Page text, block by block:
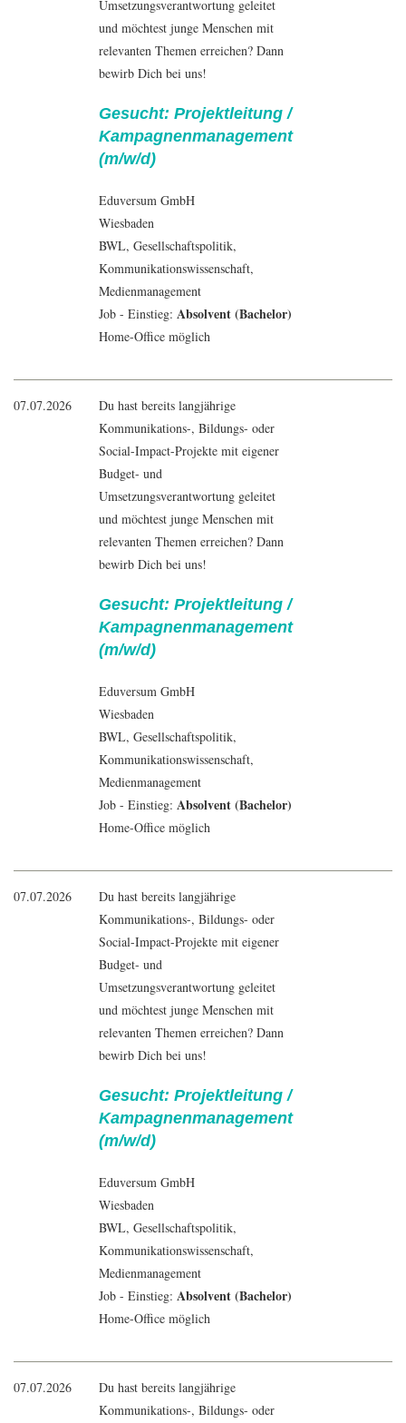
Umsetzungsverantwortung geleitet
und möchtest junge Menschen mit
relevanten Themen erreichen? Dann
bewirb Dich bei uns!
Gesucht: Projektleitung /
Kampagnenmanagement
(m/w/d)
Eduversum GmbH
Wiesbaden
BWL, Gesellschaftspolitik,
Kommunikationswissenschaft,
Medienmanagement
Job - Einstieg: Absolvent (Bachelor)
Home-Office möglich
07.07.2026
Du hast bereits langjährige
Kommunikations-, Bildungs- oder
Social-Impact-Projekte mit eigener
Budget- und
Umsetzungsverantwortung geleitet
und möchtest junge Menschen mit
relevanten Themen erreichen? Dann
bewirb Dich bei uns!
Gesucht: Projektleitung /
Kampagnenmanagement
(m/w/d)
Eduversum GmbH
Wiesbaden
BWL, Gesellschaftspolitik,
Kommunikationswissenschaft,
Medienmanagement
Job - Einstieg: Absolvent (Bachelor)
Home-Office möglich
07.07.2026
Du hast bereits langjährige
Kommunikations-, Bildungs- oder
Social-Impact-Projekte mit eigener
Budget- und
Umsetzungsverantwortung geleitet
und möchtest junge Menschen mit
relevanten Themen erreichen? Dann
bewirb Dich bei uns!
Gesucht: Projektleitung /
Kampagnenmanagement
(m/w/d)
Eduversum GmbH
Wiesbaden
BWL, Gesellschaftspolitik,
Kommunikationswissenschaft,
Medienmanagement
Job - Einstieg: Absolvent (Bachelor)
Home-Office möglich
07.07.2026
Du hast bereits langjährige
Kommunikations-, Bildungs- oder